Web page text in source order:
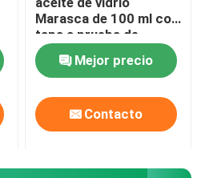
Marasca de 100 ml con
tapa a prueba de
alteraciones
Mejor precio
Contacto